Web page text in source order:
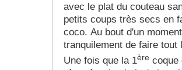
avec le plat du couteau
petits coups très secs en
coco. Au bout d'un
tranquilement de faire tout
Une fois que la 1èrecoque